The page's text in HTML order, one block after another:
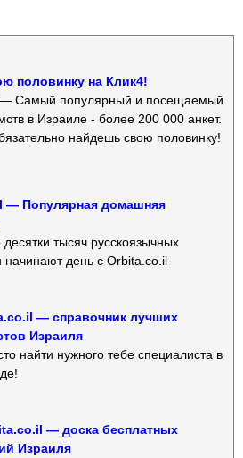
половинку на Клик4!
— Самый популярный и посещаемый
в Израиле - более 200 000 анкет.
найдешь свою половинку!
— Популярная домашняя
тысяч русскоязычных
начинают день с Orbita.co.il
— справочник лучших
Израиля
найти нужного тебе специалиста в
— доска бесплатных
Израиля